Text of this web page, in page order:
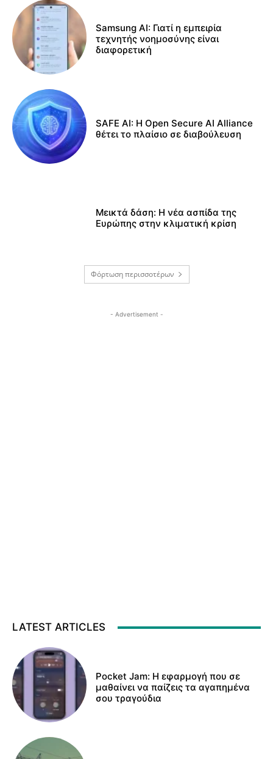
Samsung AI: Γιατί η εμπειρία
τεχνητής νοημοσύνης είναι
διαφορετική
SAFE AI: Η Open Secure AI Alliance
θέτει το πλαίσιο σε διαβούλευση
Μεικτά δάση: Η νέα ασπίδα της
Ευρώπης στην κλιματική κρίση
Φόρτωση περισσοτέρων
- Advertisement -
LATEST ARTICLES
Pocket Jam: Η εφαρμογή που σε
μαθαίνει να παίζεις τα αγαπημένα
σου τραγούδια